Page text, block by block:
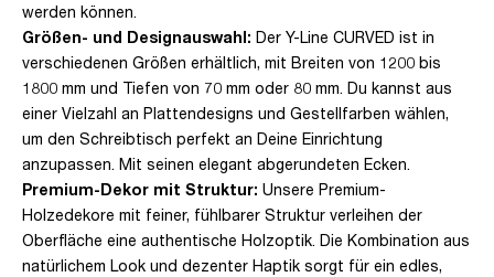
werden können.
Größen- und Designauswahl: Der Y-Line CURVED ist in
verschiedenen Größen erhältlich, mit Breiten von 1200 bis
1800 mm und Tiefen von 70 mm oder 80 mm. Du kannst aus
einer Vielzahl an Plattendesigns und Gestellfarben wählen,
um den Schreibtisch perfekt an Deine Einrichtung
anzupassen. Mit seinen elegant abgerundeten Ecken.
Premium-Dekor mit Struktur: Unsere Premium-
Holzedekore mit feiner, fühlbarer Struktur verleihen der
Oberfläche eine authentische Holzoptik. Die Kombination aus
natürlichem Look und dezenter Haptik sorgt für ein edles,